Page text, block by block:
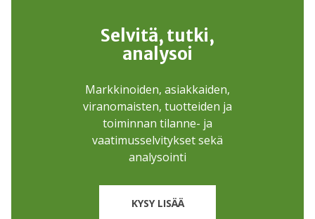
Selvitä, tutki,
analysoi
Markkinoiden, asiakkaiden,
viranomaisten, tuotteiden ja
toiminnan tilanne- ja
vaatimusselvitykset sekä
analysointi
KYSY LISÄÄ